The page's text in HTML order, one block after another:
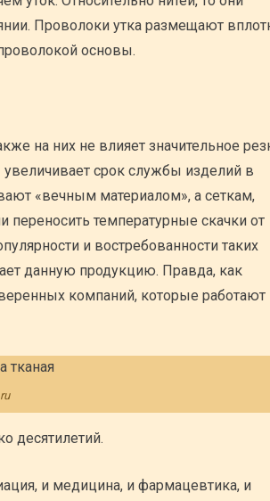
Проволоки утка размещают
основы.
на них не влияет значительное
срок службы изделий в
«вечным материалом», а сеткам,
температурные скачки от
и востребованности таких
данную продукцию. Правда, как
компаний, которые работают
десятилетий.
и медицина, и фармацевтика, и